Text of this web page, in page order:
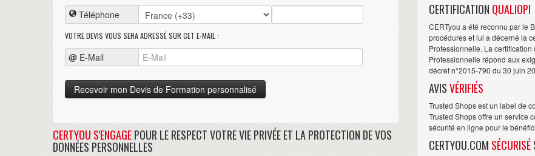
Téléphone
VOTRE DEVIS VOUS SERA ADRESSÉ SUR CET E-MAIL :
@ E-Mail
CERTYOU S'ENGAGEPOUR LE RESPECT VOTRE VIE PRIVÉE ET LA PROTECTION DE VOS
DONNÉES PERSONNELLES
CERTIFICATION QUALIOPI
CERTyou a été reconnu par le
procédures et lui a décerné la
Professionnelle. La
Professionnelle répond aux
décret n°2015-790 du 30 juin
AVISVÉRIFIÉS
Trusted Shops est un label de
Trusted Shops offre un service
sécurité en ligne pour le
CERTYOU.COM SÉCURISÉ